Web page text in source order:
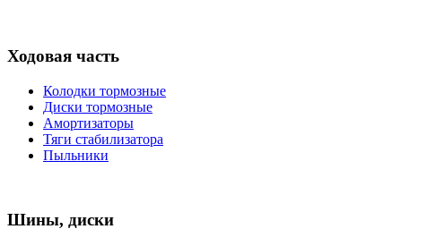
Ходовая часть
Колодки тормозные
Диски тормозные
Амортизаторы
Тяги стабилизатора
Пыльники
Шины, диски